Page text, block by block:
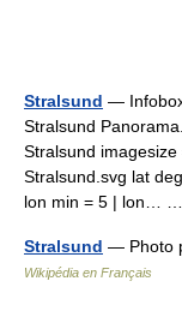
Stralsund —
Stralsund
Stralsund
Stralsund.svg lat
lon min = 5 | lon…
Stralsund — Photo
Wikipédia en Français